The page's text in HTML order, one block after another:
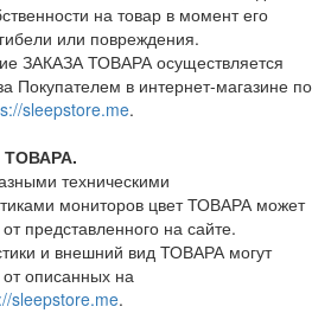
на товар в момент его
или повреждения.
ЗАКАЗА ТОВАРА осуществляется
Покупателем в интернет-магазине по
sleepstore.me.
ТОВАРА.
техническими
мониторов цвет ТОВАРА может
представленного на сайте.
и внешний вид ТОВАРА могут
от описанных на
sleepstore.me.